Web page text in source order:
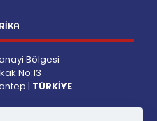
Bölgesi
No:13
| TÜRKİYE
09:00-18:00